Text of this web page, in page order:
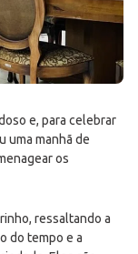
e, para celebrar
uma manhã de
os
ressaltando a
do tempo e a